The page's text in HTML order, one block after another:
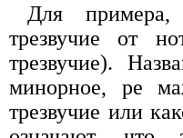
Для примера,
трезвучие от
трезвучие).
минорное, ре
трезвучие или